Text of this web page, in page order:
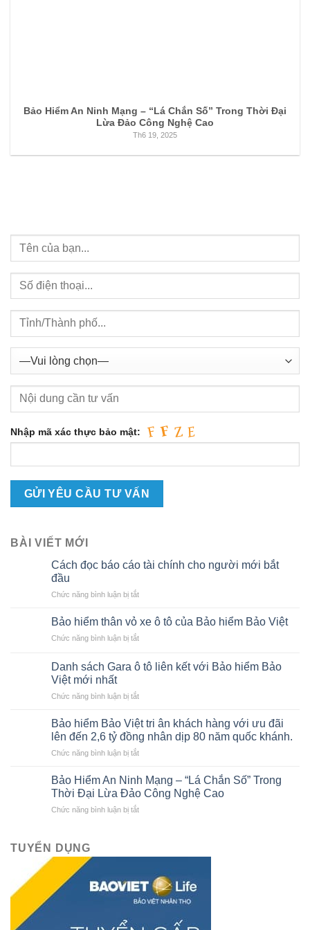
Bảo Hiểm An Ninh Mạng – “Lá Chắn Số” Trong Thời Đại
Lừa Đảo Công Nghệ Cao
Th6 19, 2025
Nhập mã xác thực bảo mật:
BÀI VIẾT MỚI
Cách đọc báo cáo tài chính cho người mới bắt
đầu
Chức năng bình luận bị tắtở
đọc
cáo
chính
mới
đầu
Bảo hiểm thân vỏ xe ô tô của Bảo hiểm Bảo Việt
Chức năng bình luận bị tắtở
hiểm
thân
xe
tô
Bảo
hiểm
Việt
Danh sách Gara ô tô liên kết với Bảo hiểm Bảo
Việt mới nhất
Chức năng bình luận bị tắtở
sách
Gara
ô
tô
kết
với
hiểm
Bảo hiểm Bảo Việt tri ân khách hàng với ưu đãi
lên đến 2,6 tỷ đồng nhân dịp 80 năm quốc khánh.
Chức năng bình luận bị tắtở
hiểm
Bảo
Việt
tri
với
đãi
lên
đến
Bảo Hiểm An Ninh Mạng – “Lá Chắn Số” Trong
Thời Đại Lừa Đảo Công Nghệ Cao
Chức năng bình luận bị tắtở
Ninh
–
“Lá
Chắn
Trong
TUYỂN DỤNG